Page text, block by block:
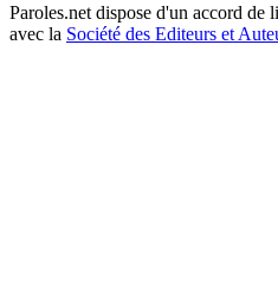
Paroles.net dispose d'un accord de
avec la Société des Editeurs et